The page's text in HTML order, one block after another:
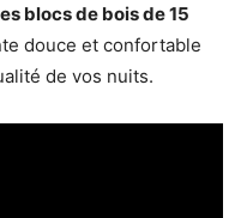
blocs de bois de 15
douce et confortable
de vos nuits.